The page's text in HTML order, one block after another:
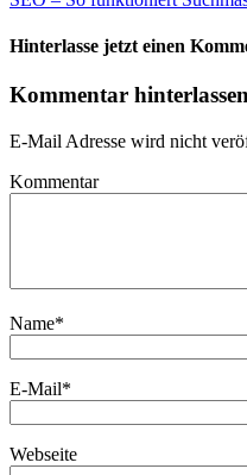
Hinterlasse jetzt einen
Kommentar hinterlassen
E-Mail Adresse wird nicht
Kommentar
Name*
E-Mail*
Webseite